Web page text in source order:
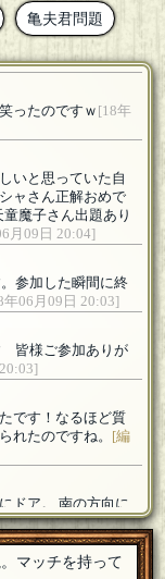
亀夫君問題
ったのですｗ [18年
いと思っていた自
ャさん正解おめで
魔子さん出題あり
月09日 20:04]
参加した瞬間に終
年06月09日 20:03]
皆様ご参加ありが
です！なるほど質
れたのですね。
[編
ドア。 南の方向に
はどんなに急いで
つけた時間は10秒
で間に合わないね
マッチを持って